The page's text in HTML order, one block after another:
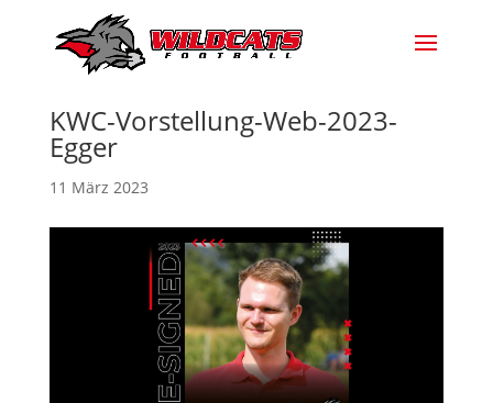
KWC-Vorstellung-Web-2023-
Egger
11 März 2023